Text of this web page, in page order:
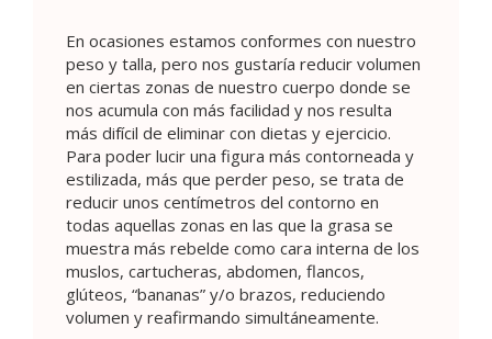
En ocasiones estamos conformes con nuestro
peso y talla, pero nos gustaría reducir volumen
en ciertas zonas de nuestro cuerpo donde se
nos acumula con más facilidad y nos resulta
más difícil de eliminar con dietas y ejercicio.
Para poder lucir una figura más contorneada y
estilizada, más que perder peso, se trata de
reducir unos centímetros del contorno en
todas aquellas zonas en las que la grasa se
muestra más rebelde como cara interna de los
muslos, cartucheras, abdomen, flancos,
glúteos, “bananas” y/o brazos, reduciendo
volumen y reafirmando simultáneamente.